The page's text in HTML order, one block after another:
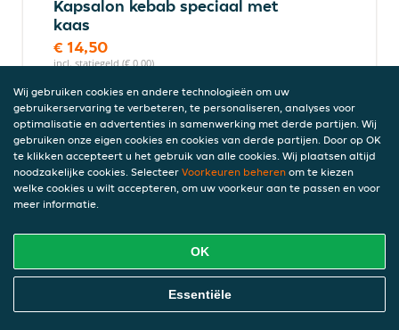
Kapsalon kebab speciaal met
kaas
€ 14,50
incl. statiegeld (€ 0,00)
Kapsalon friet pita met kaas
€ 13,50
incl. statiegeld (€ 0,00)
Kapsalons pitta spesaal
€ 14,50
Online Eten Bestellen
Wij gebruiken cookies en andere technologieën om uw
gebruikerservaring te verbeteren, te personaliseren, analyses voor
optimalisatie en advertenties in samenwerking met derde partijen. Wij
gebruiken onze eigen cookies en cookies van derde partijen. Door op OK
te klikken accepteert u het gebruik van alle cookies. Wij plaatsen altijd
noodzakelijke cookies. Selecteer Voorkeuren beheren om te kiezen
welke cookies u wilt accepteren, om uw voorkeur aan te passen en voor
meer informatie.
OK
Essentiële